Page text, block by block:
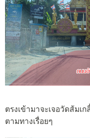
ตรงเข้ามาจะเจอวัดส้มเ
ตามทางเรื่อยๆ